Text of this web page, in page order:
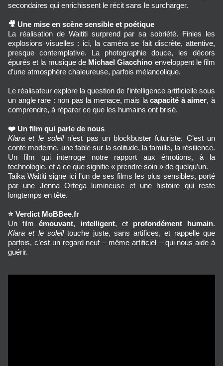
secondaires qui enrichissent le récit sans le surcharger.
🎥 Une mise en scène sensible et poétique
La réalisation de Waititi surprend par sa sobriété. Finies les
explosions visuelles : ici, la caméra se fait discrète, attentive,
presque contemplative. La photographie douce, les décors
épurés et la musique de Michael Giacchino enveloppent le film
d’une atmosphère chaleureuse, parfois mélancolique.
Le réalisateur explore la question de l’intelligence artificielle sous
un angle rare : non pas la menace, mais la capacité à aimer, à
comprendre, à réparer ce que les humains ont brisé.
❤️ Un film qui parle de nous
Klara et le soleil n’est pas un blockbuster futuriste. C’est un
conte moderne, une fable sur la solitude, la famille, la résilience.
Un film qui interroge notre rapport aux émotions, à la
technologie, et à ce que signifie « prendre soin » de quelqu’un.
Taika Waititi signe ici l’un de ses films les plus sensibles, porté
par une Jenna Ortega lumineuse et une histoire qui reste
longtemps en tête.
⭐ Verdict MoBBee.fr
Un film émouvant, intelligent, et profondément humain
Klara et le soleil touche juste, sans artifices, et rappelle que
parfois, c’est un regard neuf – même artificiel – qui nous aide à
guérir.